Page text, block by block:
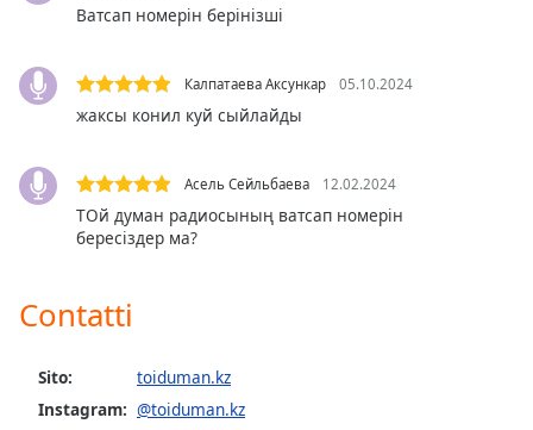
Background
Color
Opacity
Text
Style
Ватсап номерін берінізші
Калпатаева Аксункар 05.10.2024
жаксы конил куй сыйлайды
Асель Сейльбаева 12.02.2024
ТОй думан радиосының ватсап номерін
бересіздер ма?
Contatti
Sito:
toiduman.kz
Instagram: @toiduman.kz